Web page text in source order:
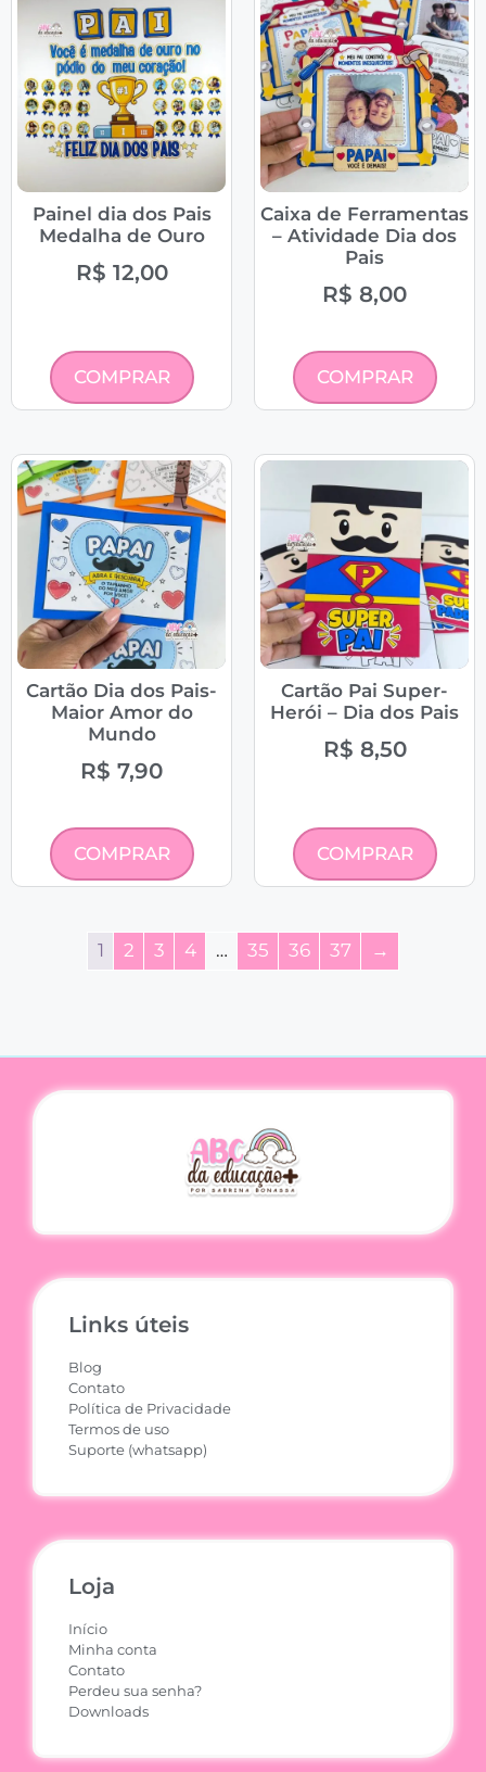
Painel dia dos Pais
Medalha de Ouro
R$ 12,00
COMPRAR
Caixa de Ferramentas
– Atividade Dia dos
Pais
R$ 8,00
COMPRAR
Cartão Dia dos Pais-
Maior Amor do
Mundo
R$ 7,90
COMPRAR
Cartão Pai Super-
Herói – Dia dos Pais
R$ 8,50
COMPRAR
1 2 3 4 … 35 36 37 →
Links úteis
Blog
Contato
Política de Privacidade
Termos de uso
Suporte (whatsapp)
Loja
Início
Minha conta
Contato
Perdeu sua senha?
Downloads